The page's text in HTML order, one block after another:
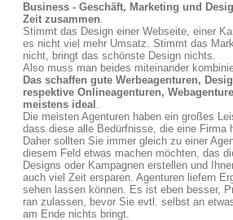
Business - Geschäft, Marketing und
Zeit zusammen.
Stimmt das Design einer Webseite, einer
es nicht viel mehr Umsatz. Stimmt das
nicht, bringt das schönste Design nichts.
Also muss man beides miteinander
Das schaffen gute Werbeagenturen,
respektive Onlineagenturen,
meistens ideal .
Die meisten Agenturen haben ein großes
dass diese alle Bedürfnisse, die eine Firma
Daher sollten Sie immer gleich zu einer
diesem Feld etwas machen möchten, das
Designs oder Kampagnen erstellen und
auch viel Zeit ersparen. Agenturen liefern
sehen lassen können. Es ist eben besser,
ran zulassen, bevor Sie evtl. selbst an
am Ende nichts bringt.